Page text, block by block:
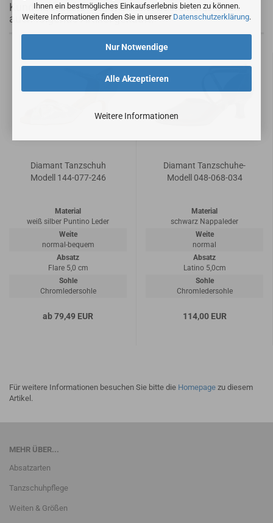
Ihnen ein bestmögliches Einkaufserlebnis bieten zu können.
Weitere Informationen finden Sie in unserer Datenschutzerklärung.
Alle Akzeptieren
Nur Notwendige
Weitere Informationen
Kunden, welche diesen Artikel bestellten, haben
auch folgende Artikel gekauft:
Diamant Tanzschuh
Modell 144-077-246
Material
weiß silber Puntino Leder
Weite
normal-bequem
Absatz
Flare 5,0 cm
Sohle
Chromledersohle
ab 79,49 EUR
Diamant Tanzschuhe-
Modell 048-068-034
Material
schwarz Nappaleder
Weite
normal
Absatz
Latino 5,0cm
Sohle
Chromledersohle
114,00 EUR
Für weitere Informationen besuchen Sie bitte die Homepage zu diesem
Artikel.
MEHR ÜBER...
Absatzarten
Tanzschuhpflege
Weiten & Größen